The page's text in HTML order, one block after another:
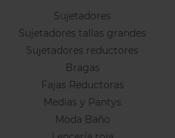
Sujetadores
Sujetadores tallas grandes
Sujetadores reductores
Bragas
Fajas Reductoras
Medias y Pantys
Moda Baño